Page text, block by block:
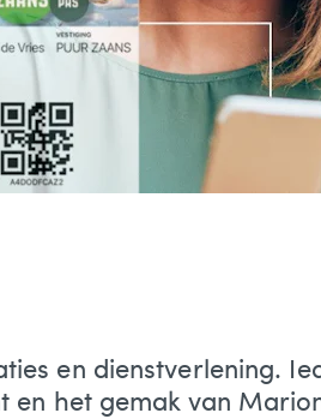
en dienstverlening.
het gemak van